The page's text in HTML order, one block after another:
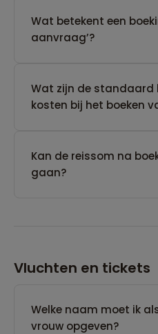
Wat betekent een
aanvraag’?
Wat zijn de standaard
kosten bij het boeken
Kan de reissom na
gaan?
Vluchten en tickets
Welke naam moet ik
vrouw opgeven?